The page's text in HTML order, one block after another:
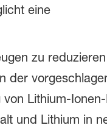
eine
zu
der
Lithium-
und Lithium in